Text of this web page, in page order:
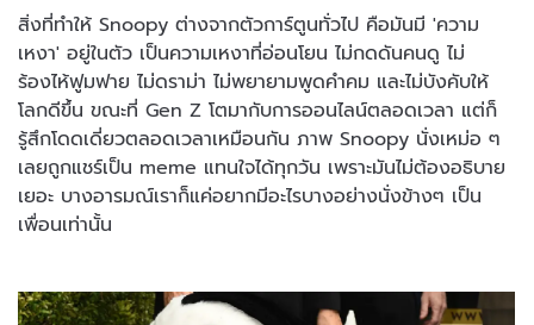
สิ่งที่ทำให้ Snoopy ต่างจากตัวการ์ตูนทั่วไป คือมันมี 'ความ
เหงา' อยู่ในตัว เป็นความเหงาที่อ่อนโยน ไม่กดดันคนดู ไม่
ร้องไห้ฟูมฟาย ไม่ดราม่า ไม่พยายามพูดคำคม และไม่บังคับให้
โลกดีขึ้น ขณะที่ Gen Z โตมากับการออนไลน์ตลอดเวลา แต่ก็
รู้สึกโดดเดี่ยวตลอดเวลาเหมือนกัน ภาพ Snoopy นั่งเหม่อ ๆ
เลยถูกแชร์เป็น meme แทนใจได้ทุกวัน เพราะมันไม่ต้องอธิบาย
เยอะ บางอารมณ์เราก็แค่อยากมีอะไรบางอย่างนั่งข้างๆ เป็น
เพื่อนเท่านั้น